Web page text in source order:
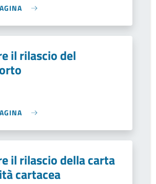
il rilascio del
il rilascio della carta
cartacea